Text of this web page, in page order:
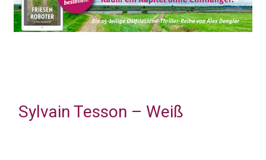
Sylvain Tesson – Weiß